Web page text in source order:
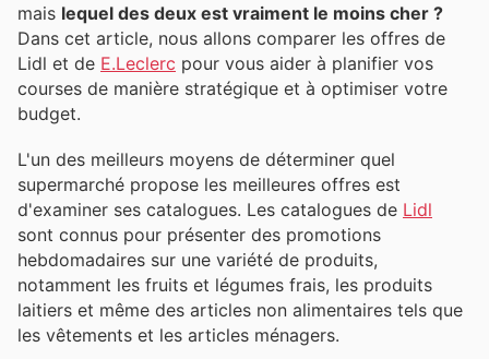
mais lequel des deux est vraiment le moins cher ?
Dans cet article, nous allons comparer les offres de
Lidl et de E.Leclerc pour vous aider à planifier vos
courses de manière stratégique et à optimiser votre
budget.
L'un des meilleurs moyens de déterminer quel
supermarché propose les meilleures offres est
d'examiner ses catalogues. Les catalogues de Lidl
sont connus pour présenter des promotions
hebdomadaires sur une variété de produits,
notamment les fruits et légumes frais, les produits
laitiers et même des articles non alimentaires tels que
les vêtements et les articles ménagers.